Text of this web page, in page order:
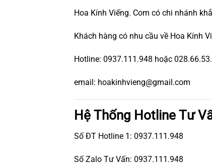
Hoa Kính Viếng. Com có chi nhánh
Khách hàng có nhu cầu về Hoa Kính
Hotline: 0937.111.948 hoặc
email: hoakinhvieng@gmail.com
Hệ Thống Hotline Tư
Số ĐT Hotline 1: 0937.111.948
Số Zalo Tư Vấn: 0937.111.948